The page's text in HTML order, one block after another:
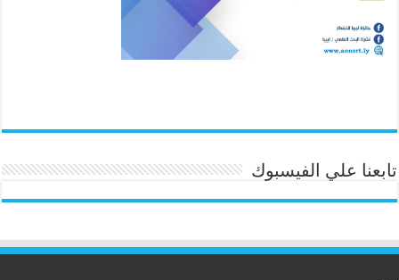
تابعنا علي الفيسبوك